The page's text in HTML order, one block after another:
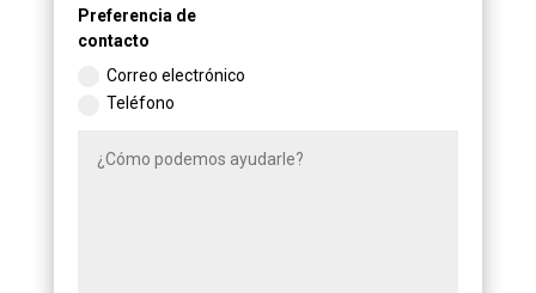
Preferencia de
contacto
Correo electrónico
Teléfono